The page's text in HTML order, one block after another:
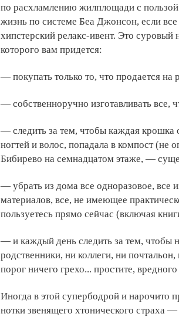
по расхламлению жилплощади с
жизнь по системе Беа Джонсон, если
хипстерский релакс-ивент. Это
которого вам придется:
— покупать только то, что продается на
— собственноручно изготавливать все,
— следить за тем, чтобы каждая крошка
ногтей и волос, попадала в компост (не
Бибирево на семнадцатом этаже, —
— убрать из дома все одноразовое, все
материалов, все, не имеющее
пользуетесь прямо сейчас (включая
— и каждый день следить за тем, чтобы
родственники, ни коллеги, ни
порог ничего грехо... простите,
Иногда в этой супербодрой и нарочито
нотки звенящего хтонического страха